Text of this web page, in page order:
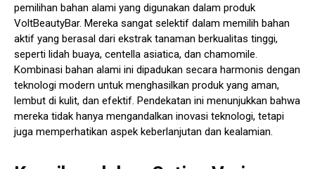
pemilihan bahan alami yang digunakan dalam produk
VoltBeautyBar. Mereka sangat selektif dalam memilih bahan
aktif yang berasal dari ekstrak tanaman berkualitas tinggi,
seperti lidah buaya, centella asiatica, dan chamomile.
Kombinasi bahan alami ini dipadukan secara harmonis dengan
teknologi modern untuk menghasilkan produk yang aman,
lembut di kulit, dan efektif. Pendekatan ini menunjukkan bahwa
mereka tidak hanya mengandalkan inovasi teknologi, tetapi
juga memperhatikan aspek keberlanjutan dan kealamian.